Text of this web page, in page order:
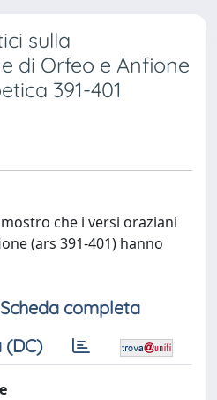
sulla
di Orfeo e Anfione
391-401
che i versi oraziani
(ars 391-401) hanno
Scheda completa
(DC)